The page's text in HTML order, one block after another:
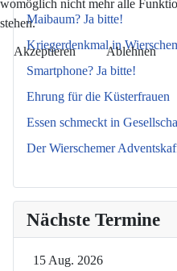
Maibaum? Ja bitte!
Kriegerdenkmal in
Smartphone? Ja bitte!
Ehrung für die Küsterfrauen
Essen schmeckt in
Der Wierschemer
Nächste Termine
15 Aug. 2026
womöglich nicht mehr alle
stehen.
Akzeptieren Ablehnen